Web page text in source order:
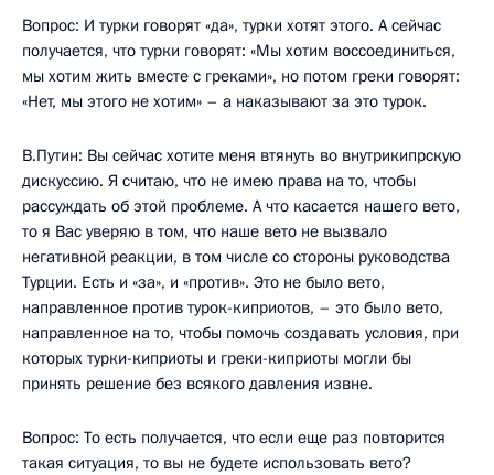
Вопрос: И турки говорят «да», турки хотят этого. А сейчас
получается, что турки говорят: «Мы хотим воссоединиться,
мы хотим жить вместе с греками», но потом греки говорят:
«Нет, мы этого не хотим» – а наказывают за это турок.
В.Путин: Вы сейчас хотите меня втянуть во внутрикипрскую
дискуссию. Я считаю, что не имею права на то, чтобы
рассуждать об этой проблеме. А что касается нашего вето,
то я Вас уверяю в том, что наше вето не вызвало
негативной реакции, в том числе со стороны руководства
Турции. Есть и «за», и «против». Это не было вето,
направленное против турок-киприотов, – это было вето,
направленное на то, чтобы помочь создавать условия, при
которых турки-киприоты и греки-киприоты могли бы
принять решение без всякого давления извне.
Вопрос: То есть получается, что если еще раз повторится
такая ситуация, то вы не будете использовать вето?